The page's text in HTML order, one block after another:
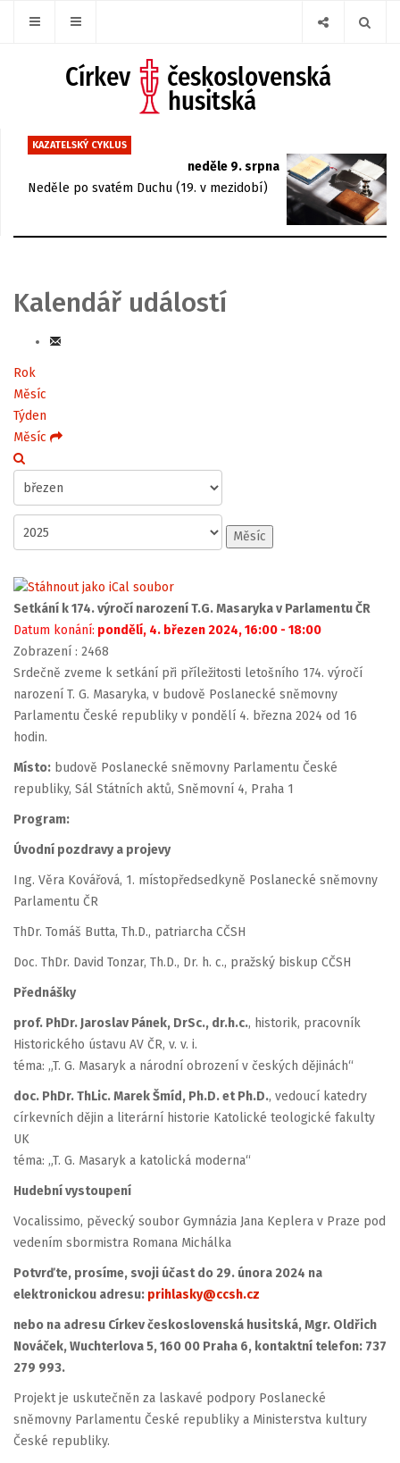
KAZATELSKÝ CYKLUS
neděle 9. srpna
Neděle po svatém Duchu (19. v mezidobí)
Kalendář událostí
Rok
Měsíc
Týden
Měsíc
Měsíc
Setkání k 174. výročí narození T.G. Masaryka v Parlamentu ČR
Datum konání: pondělí, 4. březen 2024, 16:00 - 18:00
Zobrazení : 2468
Srdečně zveme k setkání při příležitosti letošního 174. výročí
narození T. G. Masaryka, v budově Poslanecké sněmovny
Parlamentu České republiky v pondělí 4. března 2024 od 16
hodin.
Místo: budově Poslanecké sněmovny Parlamentu České
republiky, Sál Státních aktů, Sněmovní 4, Praha 1
Program:
Úvodní pozdravy a projevy
Ing. Věra Kovářová, 1. místopředsedkyně Poslanecké sněmovny
Parlamentu ČR
ThDr. Tomáš Butta, Th.D., patriarcha CČSH
Doc. ThDr. David Tonzar, Th.D., Dr. h. c., pražský biskup CČSH
Přednášky
prof. PhDr. Jaroslav Pánek, DrSc., dr.h.c., historik, pracovník
Historického ústavu AV ČR, v. v. i.
téma: „T. G. Masaryk a národní obrození v českých dějinách“
doc. PhDr. ThLic. Marek Šmíd, Ph.D. et Ph.D., vedoucí katedry
církevních dějin a literární historie Katolické teologické fakulty
UK
téma: „T. G. Masaryk a katolická moderna“
Hudební vystoupení
Vocalissimo, pěvecký soubor Gymnázia Jana Keplera v Praze pod
vedením sbormistra Romana Michálka
Potvrďte, prosíme, svoji účast do 29. února 2024 na
elektronickou adresu: prihlasky@ccsh.cz
nebo na adresu Církev československá husitská, Mgr. Oldřich
Nováček, Wuchterlova 5, 160 00 Praha 6, kontaktní telefon: 737
279 993.
Projekt je uskutečněn za laskavé podpory Poslanecké
sněmovny Parlamentu České republiky a Ministerstva kultury
České republiky.